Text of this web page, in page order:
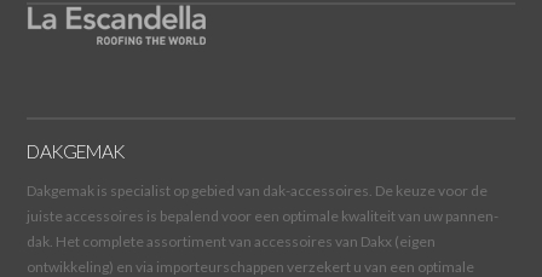
DAKGEMAK
Dakgemak is specialist op gebied van dak-accessoires. De keuze voor de
juiste accessoires is bepalend voor een optimale kwaliteit van uw pannen-
dak. Het complete assortiment van accessoires van Dakx (eigen
ontwikkeling) en via importeurschappen verzekert u van een optimale